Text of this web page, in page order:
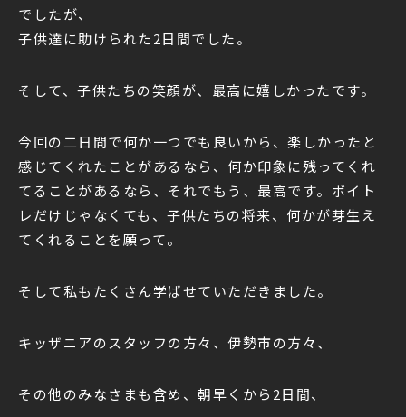
でしたが、
子供達に助けられた2日間でした。
そして、子供たちの笑顔が、最高に嬉しかったです。
今回の二日間で何か一つでも良いから、楽しかったと
感じてくれたことがあるなら、何か印象に残ってくれ
てることがあるなら、それでもう、最高です。ボイト
レだけじゃなくても、子供たちの将来、何かが芽生え
てくれることを願って。
そして私もたくさん学ばせていただきました。
キッザニアのスタッフの方々、伊勢市の方々、
その他のみなさまも含め、朝早くから2日間、